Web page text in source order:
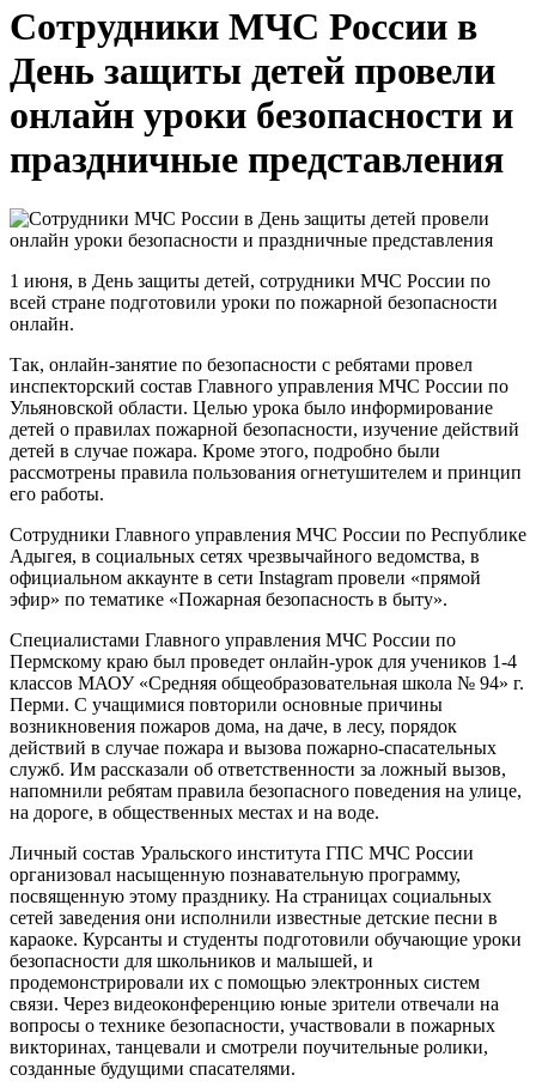
Сотрудники МЧС России в
День защиты детей провели
онлайн уроки безопасности и
праздничные представления
1 июня, в День защиты детей, сотрудники МЧС России по
всей стране подготовили уроки по пожарной безопасности
онлайн.
Так, онлайн-занятие по безопасности с ребятами провел
инспекторский состав Главного управления МЧС России по
Ульяновской области. Целью урока было информирование
детей о правилах пожарной безопасности, изучение действий
детей в случае пожара. Кроме этого, подробно были
рассмотрены правила пользования огнетушителем и принцип
его работы.
Сотрудники Главного управления МЧС России по Республике
Адыгея, в социальных сетях чрезвычайного ведомства, в
официальном аккаунте в сети Instagram провели «прямой
эфир» по тематике «Пожарная безопасность в быту».
Специалистами Главного управления МЧС России по
Пермскому краю был проведет онлайн-урок для учеников 1-4
классов МАОУ «Средняя общеобразовательная школа № 94» г.
Перми. С учащимися повторили основные причины
возникновения пожаров дома, на даче, в лесу, порядок
действий в случае пожара и вызова пожарно-спасательных
служб. Им рассказали об ответственности за ложный вызов,
напомнили ребятам правила безопасного поведения на улице,
на дороге, в общественных местах и на воде.
Личный состав Уральского института ГПС МЧС России
организовал насыщенную познавательную программу,
посвященную этому празднику. На страницах социальных
сетей заведения они исполнили известные детские песни в
караоке. Курсанты и студенты подготовили обучающие уроки
безопасности для школьников и малышей, и
продемонстрировали их с помощью электронных систем
связи. Через видеоконференцию юные зрители отвечали на
вопросы о технике безопасности, участвовали в пожарных
викторинах, танцевали и смотрели поучительные ролики,
созданные будущими спасателями.